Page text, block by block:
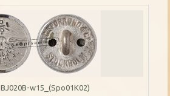
w15_(Spo01K02)